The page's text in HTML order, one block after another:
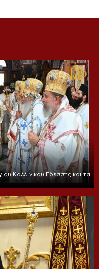
Καλλινίκου Εδέσσης και τα